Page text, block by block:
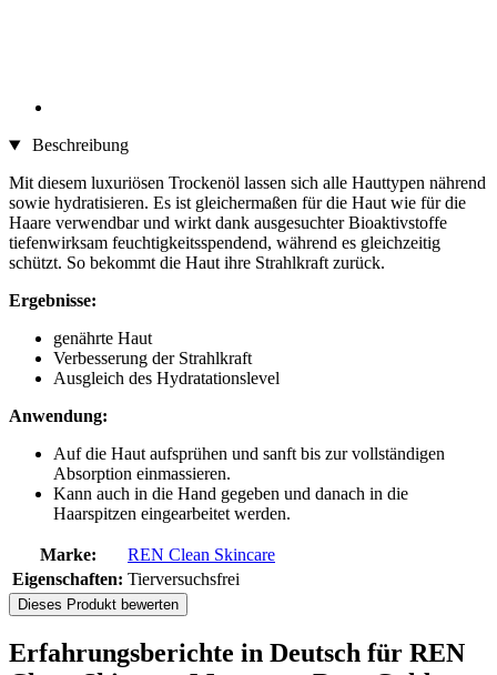
Beschreibung
Mit diesem luxuriösen Trockenöl lassen sich alle Hauttypen nährend
sowie hydratisieren. Es ist gleichermaßen für die Haut wie für die
Haare verwendbar und wirkt dank ausgesuchter Bioaktivstoffe
tiefenwirksam feuchtigkeitsspendend, während es gleichzeitig
schützt. So bekommt die Haut ihre Strahlkraft zurück.
Ergebnisse:
genährte Haut
Verbesserung der Strahlkraft
Ausgleich des Hydratationslevel
Anwendung:
Auf die Haut aufsprühen und sanft bis zur vollständigen
Absorption einmassieren.
Kann auch in die Hand gegeben und danach in die
Haarspitzen eingearbeitet werden.
Marke:
REN Clean Skincare
Eigenschaften: Tierversuchsfrei
Dieses Produkt bewerten
Erfahrungsberichte in Deutsch für REN